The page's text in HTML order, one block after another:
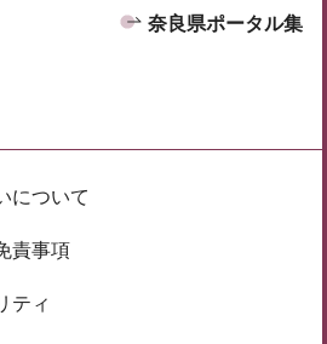
奈良県ポータル集
について
責事項
ティ